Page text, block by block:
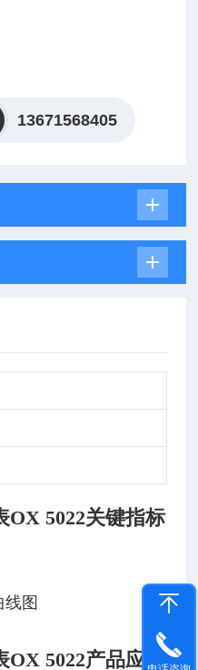
13671568405
OX 5022关键指标
图
OX 5022产品应用